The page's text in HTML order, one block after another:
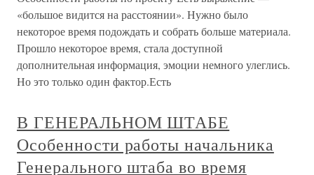
«большое видится на расстоянии». Нужно было
некоторое время подождать и собрать больше материала.
Прошло некоторое время, стала доступной
дополнительная информация, эмоции немного улеглись.
Но это только один фактор.Есть
В ГЕНЕРАЛЬНОМ ШТАБЕ
Особенности работы начальника
Генерального штаба во время